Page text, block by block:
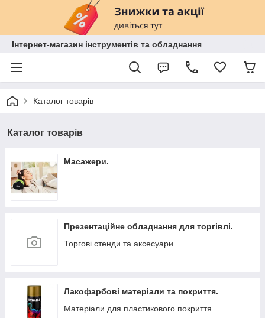
Інтернет-магазин інструментів та обладнання
Каталог товарів
Каталог товарів
Масажери.
Презентаційне обладнання для торгівлі.
Торгові стенди та аксесуари.
Лакофарбові матеріали та покриття.
Матеріали для пластикового покриття.